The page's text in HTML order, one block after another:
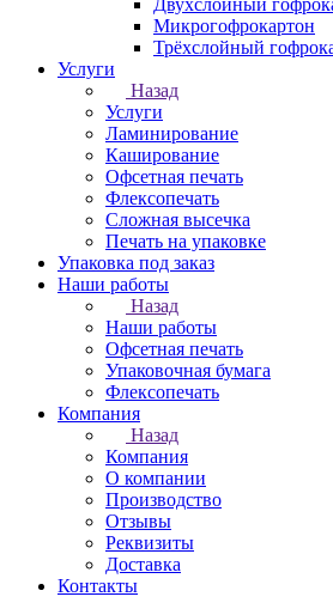
Двухслойный
Микрогофрокартон
Трёхслойный
Услуги
Назад
Услуги
Ламинирование
Каширование
Офсетная печать
Флексопечать
Сложная высечка
Печать на упаковке
Упаковка под заказ
Наши работы
Назад
Наши работы
Офсетная печать
Упаковочная бумага
Флексопечать
Компания
Назад
Компания
О компании
Производство
Отзывы
Реквизиты
Доставка
Контакты